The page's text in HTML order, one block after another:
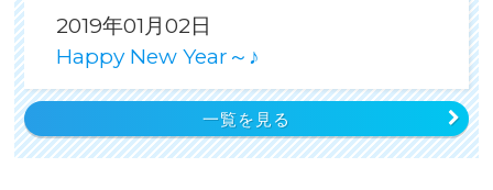
2019年01月02日
Happy New Year～♪
一覧を見る